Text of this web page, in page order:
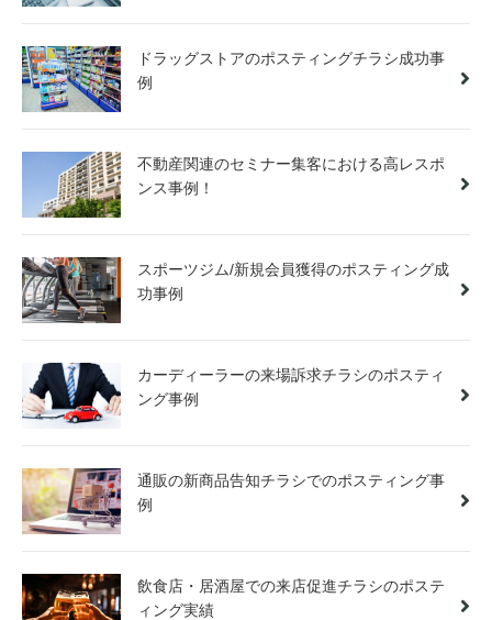
ドラッグストアのポスティングチラシ成功事
例
不動産関連のセミナー集客における高レスポ
ンス事例！
スポーツジム/新規会員獲得のポスティング成
功事例
カーディーラーの来場訴求チラシのポスティ
ング事例
通販の新商品告知チラシでのポスティング事
例
飲食店・居酒屋での来店促進チラシのポステ
ィング実績